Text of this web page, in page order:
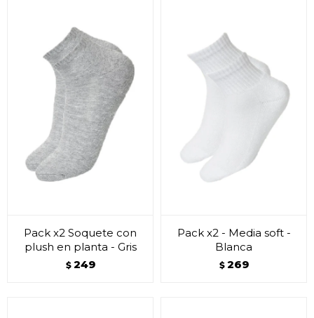
Pack x2 Soquete con
plush en planta - Gris
$ 249
Pack x2 - Media soft -
Blanca
$ 269